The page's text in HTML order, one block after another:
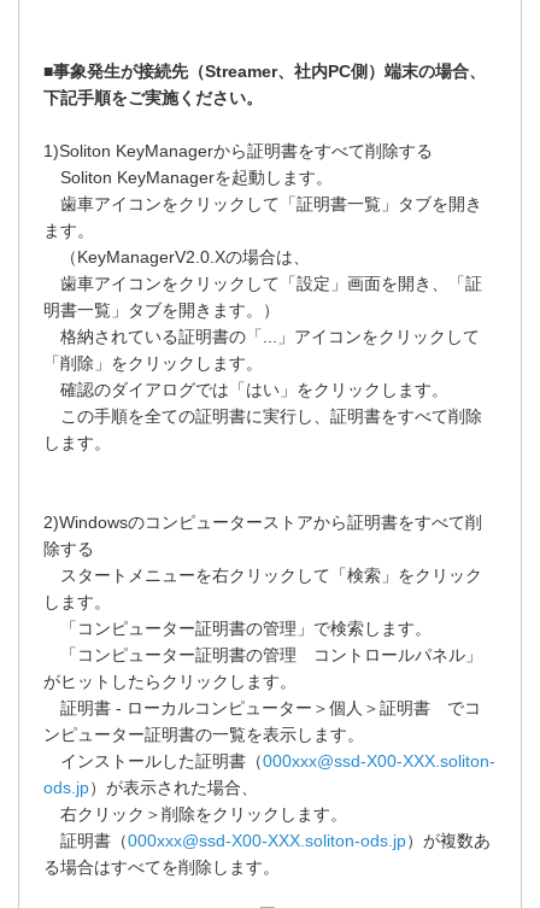
■事象発生が接続先（Streamer、社内PC側）端末の場合、
下記手順をご実施ください。
1)Soliton KeyManagerから証明書をすべて削除する
Soliton KeyManagerを起動します。
歯車アイコンをクリックして「証明書一覧」タブを開き
ます。
（KeyManagerV2.0.Xの場合は、
歯車アイコンをクリックして「設定」画面を開き、「証
明書一覧」タブを開きます。）
格納されている証明書の「...」アイコンをクリックして
「削除」をクリックします。
確認のダイアログでは「はい」をクリックします。
この手順を全ての証明書に実行し、証明書をすべて削除
します。
2)Windowsのコンピューターストアから証明書をすべて削
除する
スタートメニューを右クリックして「検索」をクリック
します。
「コンピューター証明書の管理」で検索します。
「コンピューター証明書の管理 コントロールパネル」
がヒットしたらクリックします。
証明書 - ローカルコンピューター＞個人＞証明書 でコ
ンピューター証明書の一覧を表示します。
インストールした証明書（000xxx@ssd-X00-XXX.soliton-
ods.jp）が表示された場合、
右クリック＞削除をクリックします。
証明書（000xxx@ssd-X00-XXX.soliton-ods.jp）が複数あ
る場合はすべてを削除します。